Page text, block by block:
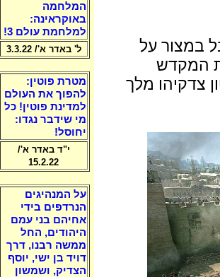
במצור על
המקדש
לשלטון צדקיהו מלך
המלחמה
באוקראינה:
למלחמת עולם 3!
ל' באדר א'/ 3.3.22
מטרת פוטין:
להפוך את העולם
למדינת פוטין! כל
מי שידבר נגדו:
יחוסל!
י"ד באדר א'/
15.2.22
על המנהיגים
הנרדפים בידי
אחיהם בני עמם
היהודים, החל
ממשה רבנו, דרך
דויד בן ישי, יוסף
הצדיק, ושמשון